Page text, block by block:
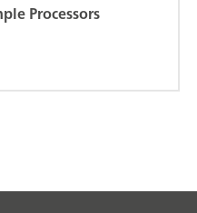
Processors